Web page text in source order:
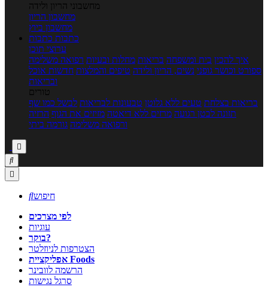
מחשבוני הריון ולידה
מחשבון הריון
מחשבון ביוץ
כתבות כתבות
ערוצי תוכן
איך להכין בית ומשפחה בריאות מחלות ובעיות רפואה משלימה
ספורט וכושר גופני נשים, הריון ולידה טיפים והמלצות חדשות אוכל
ובריאות
טורים
בריאות בצלחת טעים ללא גלוטן טבעונות לבריאות לבשל כמו שף
תזונה לבטן רגועה מרזים ללא דיאטה מזיזים את הגוף הרזיה
ורפואה משלימה גורמה ביתי



חיפוש
לפי מצרכים
עוגיות
בוקר?
הצטרפות לניוזלטר
אפליקציית Foods
הרשמה לוובינר
סרגל נגישות